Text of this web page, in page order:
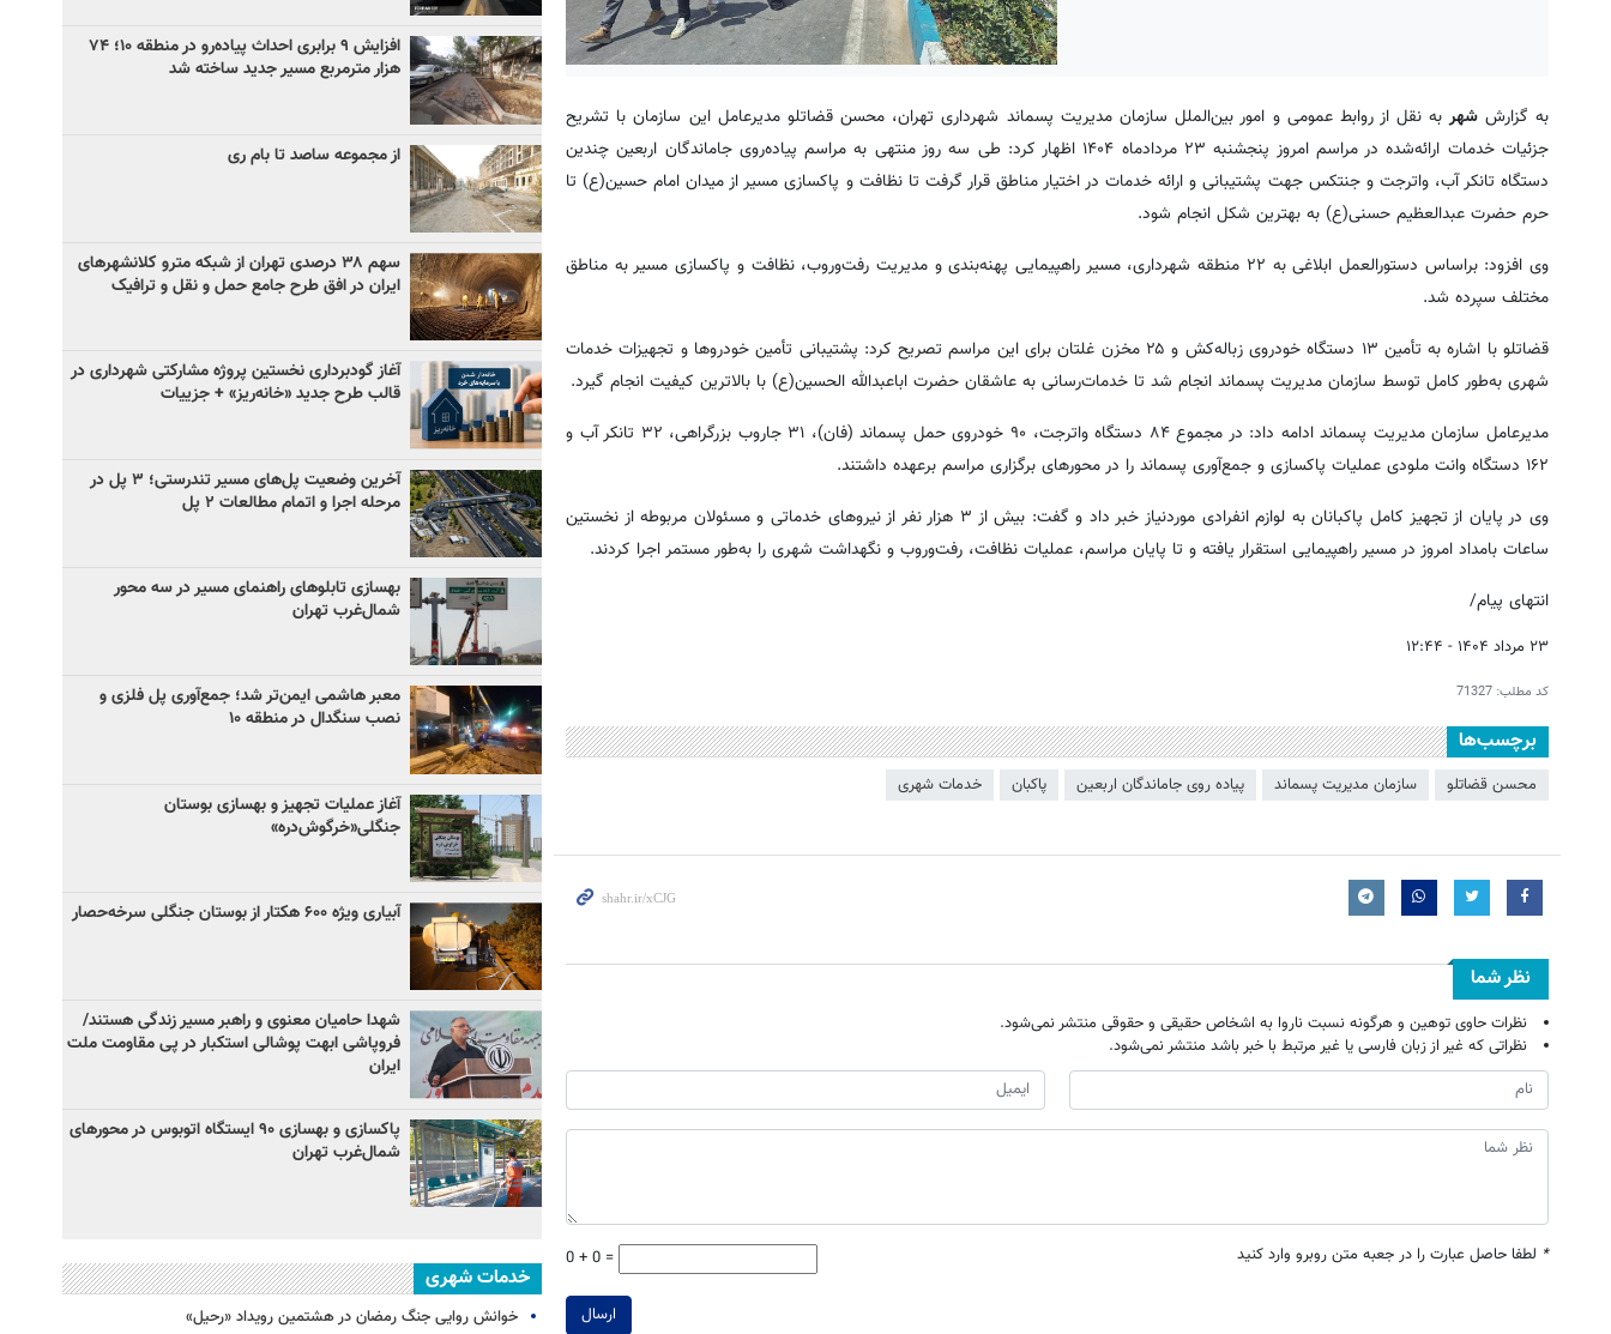
به گزارششهر به نقل از روابط عمومی و امور بین‌الملل سازمان مدیریت پسماند شهرداری تهران، محسن قضاتلو مدیرعامل این سازمان با تشریح
جزئیات خدمات ارائه‌شده در مراسم امروز پنجشنبه ۲۳ مردادماه ۱۴۰۴ اظهار کرد: طی سه روز منتهی به مراسم پیاده‌روی جاماندگان اربعین چندین
دستگاه تانکر آب، واترجت و جنتکس جهت پشتیبانی و ارائه خدمات در اختیار مناطق قرار گرفت تا نظافت و پاکسازی مسیر از میدان امام حسین(ع) تا
حرم حضرت عبدالعظیم حسنی(ع) به بهترین شکل انجام شود.
وی افزود: براساس دستورالعمل ابلاغی به ۲۲ منطقه شهرداری، مسیر راهپیمایی پهنه‌بندی و مدیریت رفت‌وروب، نظافت و پاکسازی مسیر به مناطق
مختلف سپرده شد.
قضاتلو با اشاره به تأمین ۱۳ دستگاه خودروی زباله‌کش و ۲۵ مخزن غلتان برای این مراسم تصریح کرد: پشتیبانی تأمین خودروها و تجهیزات خدمات
شهری به‌طور کامل توسط سازمان مدیریت پسماند انجام شد تا خدمات‌رسانی به عاشقان حضرت اباعبدالله الحسین(ع) با بالاترین کیفیت انجام گیرد.
مدیرعامل سازمان مدیریت پسماند ادامه داد: در مجموع ۸۴ دستگاه واترجت، ۹۰ خودروی حمل پسماند (فان)، ۳۱ جاروب بزرگراهی، ۳۲ تانکر آب و
۱۶۲ دستگاه وانت ملودی عملیات پاکسازی و جمع‌آوری پسماند را در محورهای برگزاری مراسم برعهده داشتند.
وی در پایان از تجهیز کامل پاکبانان به لوازم انفرادی موردنیاز خبر داد و گفت: بیش از ۳ هزار نفر از نیروهای خدماتی و مسئولان مربوطه از نخستین
ساعات بامداد امروز در مسیر راهپیمایی استقرار یافته و تا پایان مراسم، عملیات نظافت، رفت‌وروب و نگهداشت شهری را به‌طور مستمر اجرا کردند.
انتهای پیام/
۲۳ مرداد ۱۴۰۴ - ۱۲:۴۴
کد مطلب: 71327
برچسب‌ها
محسن قضاتلو سازمان مديريت پسماند پیاده روی جاماندگان اربعین پاکبان خدمات شهری
نظر شما
نظرات حاوی توهین و هرگونه نسبت ناروا به اشخاص حقیقی و حقوقی منتشر نمی‌شود.
نظراتی که غیر از زبان فارسی یا غیر مرتبط با خبر باشد منتشر نمی‌شود.
* لطفا حاصل عبارت را در جعبه متن روبرو وارد کنید 0 + 0 =
ارسال
افزایش ۹ برابری احداث پیاده‌رو در منطقه ۱۰؛ ۷۴
هزار مترمربع مسیر جدید ساخته شد
از مجموعه ساصد تا بام ری
سهم ۳۸ درصدی تهران از شبکه مترو کلانشهرهای
ایران در افق طرح جامع حمل و نقل و ترافیک
آغاز گودبرداری نخستین پروژه مشارکتی شهرداری در
قالب طرح جدید «خانه‌ریز» + جزییات
آخرین وضعیت پل‌های مسیر تندرستی؛ ۳ پل در
مرحله اجرا و اتمام مطالعات ۲ پل
بهسازی تابلوهای راهنمای مسیر در سه محور
شمال‌غرب تهران
معبر هاشمی ایمن‌تر شد؛ جمع‌آوری پل فلزی و
نصب سنگدال در منطقه ۱۰
آغاز عملیات تجهیز و بهسازی بوستان
جنگلی«خرگوش‌دره»
آبیاری ویژه ۶۰۰ هکتار از بوستان جنگلی سرخه‌حصار
شهدا حامیان معنوی و راهبر مسیر زندگی هستند/
فروپاشی ابهت پوشالی استکبار در پی مقاومت ملت
ایران
پاکسازی و بهسازی ۹۰ ایستگاه اتوبوس در محورهای
شمال‌غرب تهران
خدمات شهری
خوانش روایی جنگ رمضان در هشتمین رویداد «رحیل»